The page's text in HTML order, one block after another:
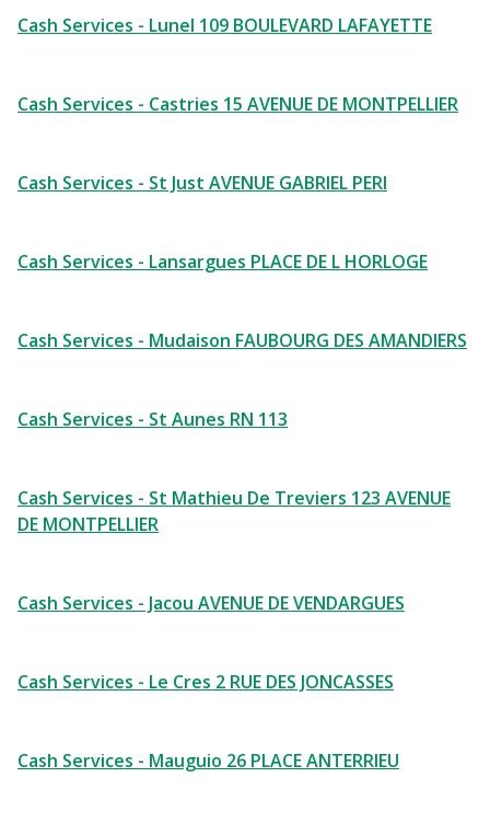
Cash Services - Lunel 109 BOULEVARD LAFAYETTE
Cash Services - Castries 15 AVENUE DE MONTPELLIER
Cash Services - St Just AVENUE GABRIEL PERI
Cash Services - Lansargues PLACE DE L HORLOGE
Cash Services - Mudaison FAUBOURG DES AMANDIERS
Cash Services - St Aunes RN 113
Cash Services - St Mathieu De Treviers 123 AVENUE
DE MONTPELLIER
Cash Services - Jacou AVENUE DE VENDARGUES
Cash Services - Le Cres 2 RUE DES JONCASSES
Cash Services - Mauguio 26 PLACE ANTERRIEU